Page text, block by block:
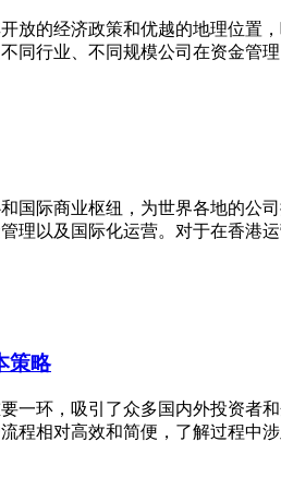
放的经济政策和优越的地理位
行业、不同规模公司在资金管
国际商业枢纽，为世界各地的
理以及国际化运营。对于在香港
策略
一环，吸引了众多国内外投资
相对高效和简便，了解过程中